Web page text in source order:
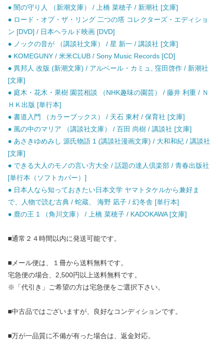
● 闇の守り人 （新潮文庫） / 上橋 菜穂子 / 新潮社 [文庫]
● ロード・オブ・ザ・リング 二つの塔 コレクターズ・エディショ
ン [DVD] / 日本ヘラルド映画 [DVD]
● ノックの音が （講談社文庫） / 星 新一 / 講談社 [文庫]
● KOMEGUNY / 米米CLUB / Sony Music Records [CD]
● 異邦人 改版 (新潮文庫) / アルベール・カミュ, 窪田啓作 / 新潮社
[文庫]
● 庭木・花木・果樹 園芸相談 （NHK趣味の園芸） / 藤井 利重 / Ｎ
ＨＫ出版 [単行本]
● 書道入門 （カラーブックス） / 天石 東村 / 保育社 [文庫]
● 風の中のマリア （講談社文庫） / 百田 尚樹 / 講談社 [文庫]
● あさきゆめみし 源氏物語 1 (講談社漫画文庫) / 大和和紀 / 講談社
[文庫]
● できる大人のモノの言い方大全 / 話題の達人倶楽部 / 青春出版社
[単行本（ソフトカバー）]
● 日本人なら知っておきたい日本文学 ヤマトタケルから兼好ま
で、人物で読む古典 / 蛇蔵、 海野 凪子 / 幻冬舎 [単行本]
● 鹿の王 1 （角川文庫） / 上橋 菜穂子 / KADOKAWA [文庫]
■通常２４時間以内に発送可能です。
■メール便は、１冊から送料無料です。
宅急便の場合、2,500円以上送料無料です。
※「代引き」ご希望の方は宅急便をご選択下さい。
■中古品ではございますが、良好なコンディションです。
■万が一品質に不備が有った場合は、返金対応。